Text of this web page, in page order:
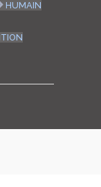
HUMAIN